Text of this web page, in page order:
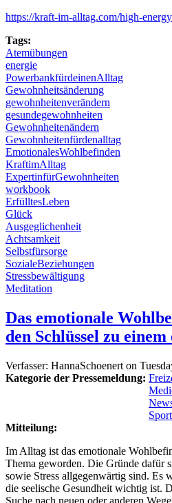
https://kraft-im-alltag.com/high-
Tags:
Atemübungen
energie
PowerbankfürdeinenAlltag
Gewohnheitsänderung
gewohnheitenverändern
gesundegewohnheiten
Gewohnheitenändern
Gewohnheitenfürdenalltag
EmotionalesWohlbefinden
KraftimAlltag
ExpertinfürGewohnheiten
workbook
ErfülltesLeben
Glück
Ausgeglichenheit
Achtsamkeit
Selbstfürsorge
SozialeBeziehungen
Stressbewältigung
Meditation
Das emotionale
den Schlüssel zu
Verfasser: HannaSchoenert on
Kategorie der Pressemeldung:
Sport
Mitteilung:
Im Alltag ist das emotionale
Thema geworden. Die Gründe dafür
sowie Stress allgegenwärtig sind. Es
die seelische Gesundheit wichtig ist.
Suche nach neuen oder anderen